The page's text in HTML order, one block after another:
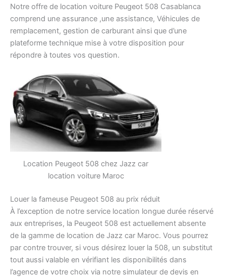
Notre offre de location voiture Peugeot 508 Casablanca
comprend une assurance ,une assistance, Véhicules de
remplacement, gestion de carburant ainsi que d’une
plateforme technique mise à votre disposition pour
répondre à toutes vos question.
Location Peugeot 508 chez Jazz car
location voiture Maroc
Louer la fameuse Peugeot 508 au prix réduit
À l’exception de notre service location longue durée réservé
aux entreprises, la Peugeot 508 est actuellement absente
de la gamme de location de Jazz car Maroc. Vous pourrez
par contre trouver, si vous désirez louer la 508, un substitut
tout aussi valable en vérifiant les disponibilités dans
l’agence de votre choix via notre simulateur de devis en